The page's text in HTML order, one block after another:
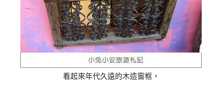
看起來年代久遠的木造窗框，